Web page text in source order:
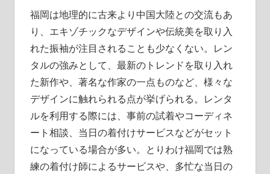
福岡は地理的に古来より中国大陸との交流もあ
り、エキゾチックなデザインや伝統美を取り入
れた振袖が注目されることも少なくない。レン
タルの強みとして、最新のトレンドを取り入れ
た新作や、著名な作家の一点ものなど、様々な
デザインに触れられる点が挙げられる。レンタ
ルを利用する際には、事前の試着やコーディネ
ート相談、当日の着付けサービスなどがセット
になっている場合が多い。とりわけ福岡では熟
練の着付け師によるサービスや、多忙な当日の